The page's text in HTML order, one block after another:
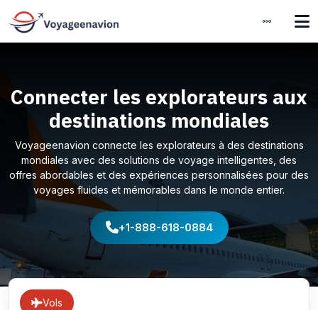
Connecter les explorateurs aux
destinations mondiales
Voyageenavion connecte les explorateurs à des destinations
mondiales avec des solutions de voyage intelligentes, des
offres abordables et des expériences personnalisées pour des
voyages fluides et mémorables dans le monde entier.
+1-888-618-0884
Vols